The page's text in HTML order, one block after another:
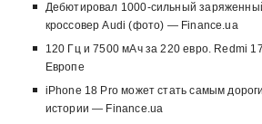
Дебютировал 1000-сильный
кроссовер Audi (фото) — Finance.ua
120 Гц и 7500 мАч за 220 евро. Redmi
Европе
iPhone 18 Pro может стать самым
истории — Finance.ua